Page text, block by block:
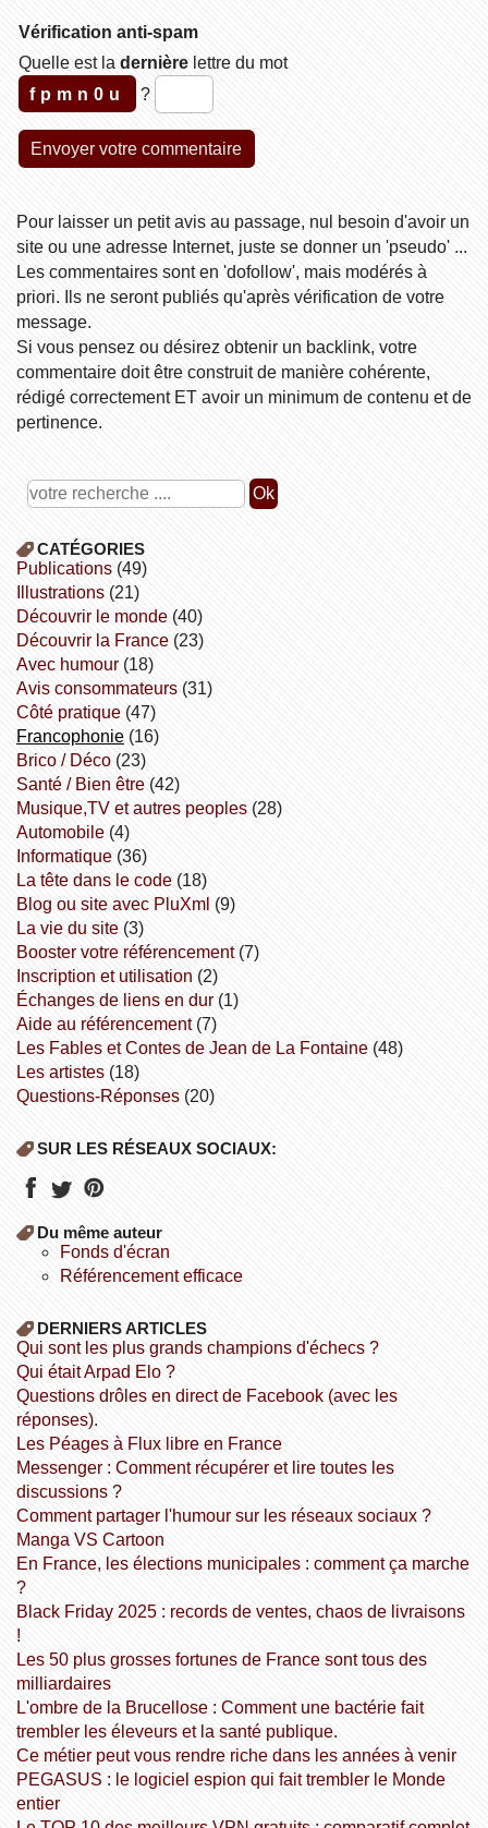
Vérification anti-spam
Quelle est la dernièrelettre du mot
fpmn0u
?
Pour laisser un petit avis au passage, nul besoin d'avoir un
site ou une adresse Internet, juste se donner un 'pseudo' ...
Les commentaires sont en 'dofollow', mais modérés à
priori. Ils ne seront publiés qu'après vérification de votre
message.
Si vous pensez ou désirez obtenir un backlink, votre
commentaire doit être construit de manière cohérente,
rédigé correctement ET avoir un minimum de contenu et de
pertinence.
CATÉGORIES
publications(49)
illustrations(21)
découvrir le monde(40)
découvrir la France(23)
avec humour(18)
avis consommateurs(31)
côté pratique(47)
Francophonie(16)
Brico / Déco(23)
Santé / Bien être(42)
Musique,TV et autres peoples(28)
Automobile(4)
informatique(36)
la tête dans le code(18)
Blog ou site avec PluXml (9)
la vie du site(3)
booster votre référencement(7)
inscription et utilisation (2)
échanges de liens en dur(1)
aide au référencement(7)
Les Fables et Contes de Jean de La Fontaine(48)
Les artistes(18)
Questions-Réponses(20)
SUR LES RÉSEAUX SOCIAUX:
Du même auteur
fonds d'écran
référencement efficace
DERNIERS ARTICLES
Qui sont les plus grands champions d'échecs ?
Qui était Arpad Elo ?
Questions drôles en direct de Facebook (avec les
réponses).
Les Péages à Flux libre en France
Messenger : Comment récupérer et lire toutes les
discussions ?
Comment partager l'humour sur les réseaux sociaux ?
Manga VS Cartoon
En France, les élections municipales : comment ça marche
?
Black Friday 2025 : records de ventes, chaos de livraisons
!
Les 50 plus grosses fortunes de France sont tous des
milliardaires
L'ombre de la Brucellose : Comment une bactérie fait
trembler les éleveurs et la santé publique.
Ce métier peut vous rendre riche dans les années à venir
PEGASUS : le logiciel espion qui fait trembler le Monde
entier